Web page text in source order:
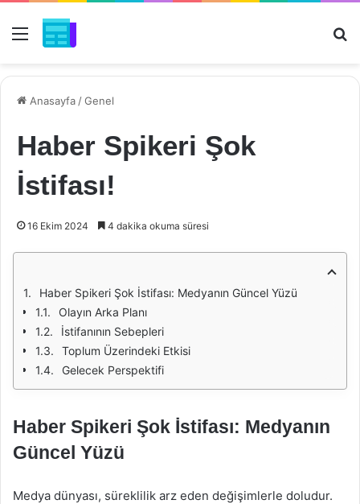
Menü
Anasayfa /Genel
Haber Spikeri Şok
İstifası!
16 Ekim 2024 4 dakika okuma süresi
Haber Spikeri Şok İstifası: Medyanın Güncel Yüzü
Olayın Arka Planı
İstifanının Sebepleri
Toplum Üzerindeki Etkisi
Gelecek Perspektifi
Haber Spikeri Şok İstifası: Medyanın
Güncel Yüzü
Medya dünyası, süreklilik arz eden değişimlerle doludur.